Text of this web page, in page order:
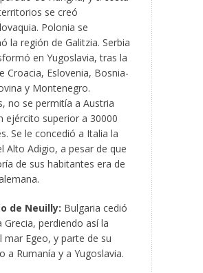
se creó
Polonia se
la región de Galitzia. Serbia
en Yugoslavia, tras la
Croacia, Eslovenia, Bosnia-
y Montenegro.
no se permitía a Austria
ejército superior a 30000
Se le concedió a Italia la
Alto Adigio, a pesar de que
de sus habitantes era de
de Neuilly: Bulgaria cedió
Grecia, perdiendo así la
mar Egeo, y parte de su
a Rumanía y a Yugoslavia.